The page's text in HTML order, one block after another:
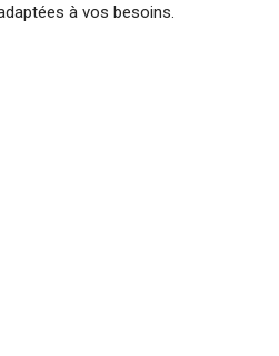
à vos besoins.